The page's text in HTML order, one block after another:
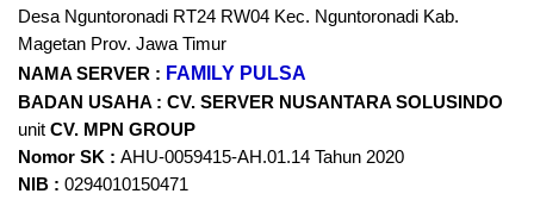
Desa Nguntoronadi RT24 RW04 Kec. Nguntoronadi Kab.
Magetan Prov. Jawa Timur
NAMA SERVER : FAMILY PULSA
BADAN USAHA : CV. SERVER NUSANTARA SOLUSINDO
unit CV. MPN GROUP
Nomor SK : AHU-0059415-AH.01.14 Tahun 2020
NIB : 0294010150471